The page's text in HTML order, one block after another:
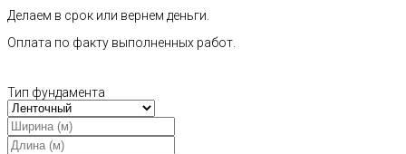
Делаем в срок или вернем деньги.
Оплата по факту выполненных работ.
Тип фундамента